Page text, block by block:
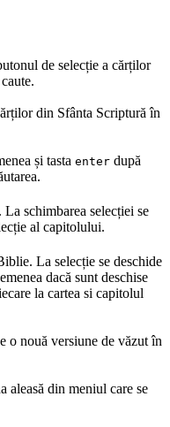
de selecție a cărților
din Sfânta Scriptură în
și tasta enter după
schimbarea selecției se
al capitolului.
La selecție se deschide
dacă sunt deschise
la cartea si capitolul
o nouă versiune de văzut în
aleasă din meniul care se